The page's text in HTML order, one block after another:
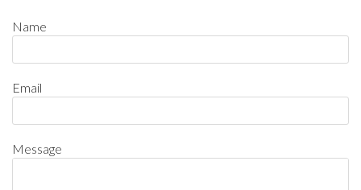
Name
Email
Message